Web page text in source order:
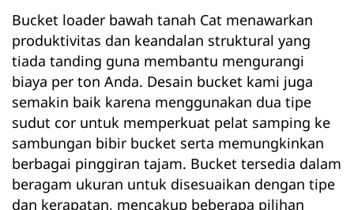
Bucket loader bawah tanah Cat menawarkan
produktivitas dan keandalan struktural yang
tiada tanding guna membantu mengurangi
biaya per ton Anda. Desain bucket kami juga
semakin baik karena menggunakan dua tipe
sudut cor untuk memperkuat pelat samping ke
sambungan bibir bucket serta memungkinkan
berbagai pinggiran tajam. Bucket tersedia dalam
beragam ukuran untuk disesuaikan dengan tipe
dan kerapatan, mencakup beberapa pilihan